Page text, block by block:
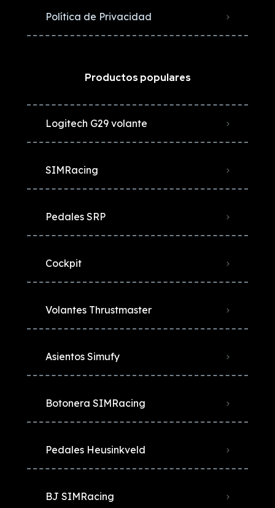
Política de Privacidad
Productos populares
Logitech G29 volante
SIMRacing
Pedales SRP
Cockpit
Volantes Thrustmaster
Asientos Simufy
Botonera SIMRacing
Pedales Heusinkveld
BJ SIMRacing